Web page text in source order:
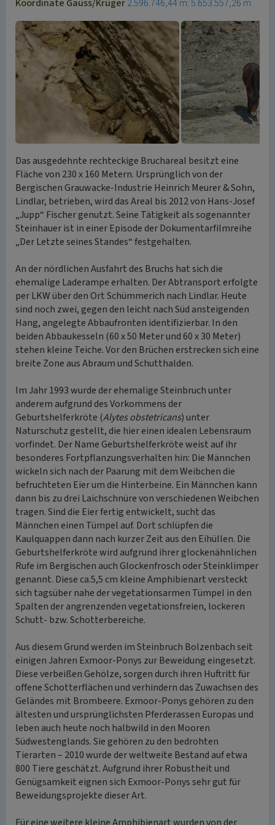
Koordinate Gauss/Krüger2.596.746,44 m: 5.653.557,26 m
Das ausgedehnte rechteckige Bruchareal besitzt eine
Fläche von 230 x 160 Metern. Ursprünglich von der
Bergischen Grauwacke-Industrie Heinrich Meurer & Sohn,
Lindlar, betrieben, wird das Areal bis 2012 von Hans-Josef
„Jupp“ Fischer genutzt. Seine Tätigkeit als sogenannter
Steinhauer ist in einer Episode der Dokumentarfilmreihe
„Der Letzte seines Standes“ festgehalten.
An der nördlichen Ausfahrt des Bruchs hat sich die
ehemalige Laderampe erhalten. Der Abtransport erfolgte
per LKW über den Ort Schümmerich nach Lindlar. Heute
sind noch zwei, gegen den leicht nach Süd ansteigenden
Hang, angelegte Abbaufronten identifizierbar. In den
beiden Abbaukesseln (60 x 50 Meter und 60 x 30 Meter)
stehen kleine Teiche. Vor den Brüchen erstrecken sich eine
breite Zone aus Abraum und Schutthalden.
Im Jahr 1993 wurde der ehemalige Steinbruch unter
anderem aufgrund des Vorkommens der
Geburtshelferkröte (Alytes obstetricans) unter
Naturschutz gestellt, die hier einen idealen Lebensraum
vorfindet. Der Name Geburtshelferkröte weist auf ihr
besonderes Fortpflanzungsverhalten hin: Die Männchen
wickeln sich nach der Paarung mit dem Weibchen die
befruchteten Eier um die Hinterbeine. Ein Männchen kann
dann bis zu drei Laichschnüre von verschiedenen Weibchen
tragen. Sind die Eier fertig entwickelt, sucht das
Männchen einen Tümpel auf. Dort schlüpfen die
Kaulquappen dann nach kurzer Zeit aus den Eihüllen. Die
Geburtshelferkröte wird aufgrund ihrer glockenähnlichen
Rufe im Bergischen auch Glockenfrosch oder Steinklimper
genannt. Diese ca.5,5 cm kleine Amphibienart versteckt
sich tagsüber nahe der vegetationsarmen Tümpel in den
Spalten der angrenzenden vegetationsfreien, lockeren
Schutt- bzw. Schotterbereiche.
Aus diesem Grund werden im Steinbruch Bolzenbach seit
einigen Jahren Exmoor-Ponys zur Beweidung eingesetzt.
Diese verbeißen Gehölze, sorgen durch ihren Huftritt für
offene Schotterflächen und verhindern das Zuwachsen des
Geländes mit Brombeere. Exmoor-Ponys gehören zu den
ältesten und ursprünglichsten Pferderassen Europas und
leben auch heute noch halbwild in den Mooren
Südwestenglands. Sie gehören zu den bedrohten
Tierarten – 2010 wurde der weltweite Bestand auf etwa
800 Tiere geschätzt. Aufgrund ihrer Robustheit und
Genügsamkeit eignen sich Exmoor-Ponys sehr gut für
Beweidungsprojekte dieser Art.